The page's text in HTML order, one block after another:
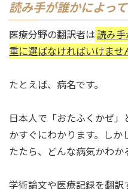
読み手が誰かによっ
医療分野の翻訳者は 読み
重に選ばなければいけませ
たとえば、病名です。
日本人で「おたふくかぜ
かすぐにわかります。しか
たたら、どんな病気かわか
学術論文や医療記録を翻